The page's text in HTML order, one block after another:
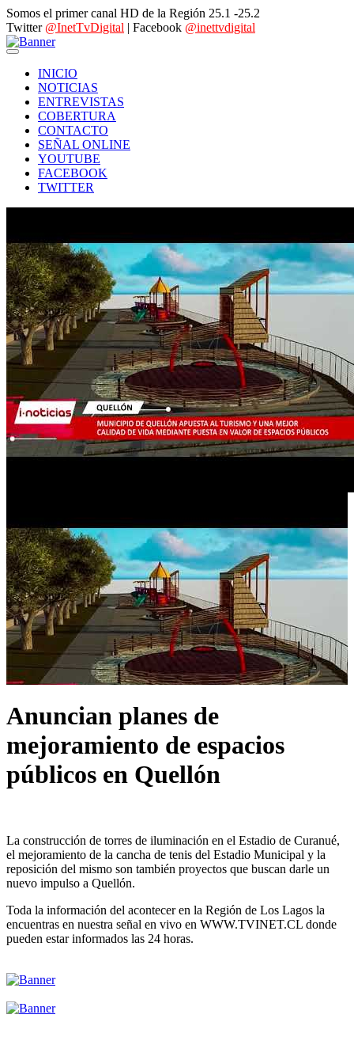
Somos el primer canal HD de la Región 25.1 -25.2
Twitter @InetTvDigital | Facebook @inettvdigital
INICIO
NOTICIAS
ENTREVISTAS
COBERTURA
CONTACTO
SEÑAL ONLINE
YOUTUBE
FACEBOOK
TWITTER
Anuncian planes de
mejoramiento de espacios
públicos en Quellón
La construcción de torres de iluminación en el Estadio de Curanué,
el mejoramiento de la cancha de tenis del Estadio Municipal y la
reposición del mismo son también proyectos que buscan darle un
nuevo impulso a Quellón.
Toda la información del acontecer en la Región de Los Lagos la
encuentras en nuestra señal en vivo en WWW.TVINET.CL donde
pueden estar informados las 24 horas.